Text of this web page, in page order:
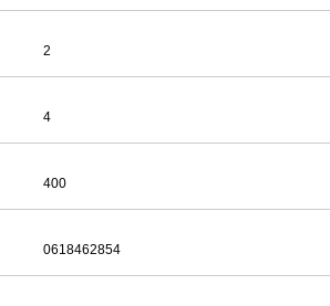
2
4
400
0618462854